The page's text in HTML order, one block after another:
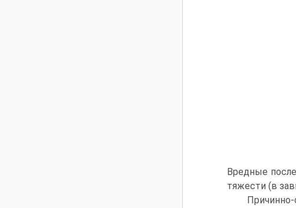
Вредные
тяжести (в